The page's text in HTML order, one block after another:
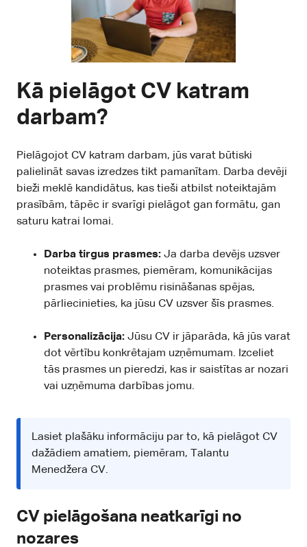
Kā pielāgot CV katram
darbam?
Pielāgojot CV katram darbam, jūs varat būtiski
palielināt savas izredzes tikt pamanītam. Darba devēji
bieži meklē kandidātus, kas tieši atbilst noteiktajām
prasībām, tāpēc ir svarīgi pielāgot gan formātu, gan
saturu katrai lomai.
Darba tirgus prasmes: Ja darba devējs uzsver
noteiktas prasmes, piemēram, komunikācijas
prasmes vai problēmu risināšanas spējas,
pārliecinieties, ka jūsu CV uzsver šīs prasmes.
Personalizācija: Jūsu CV ir jāparāda, kā jūs varat
dot vērtību konkrētajam uzņēmumam. Izceliet
tās prasmes un pieredzi, kas ir saistītas ar nozari
vai uzņēmuma darbības jomu.
Lasiet plašāku informāciju par to, kā pielāgot CV
dažādiem amatiem, piemēram,
Talantu
Menedžera CV.
CV pielāgošana neatkarīgi no
nozares